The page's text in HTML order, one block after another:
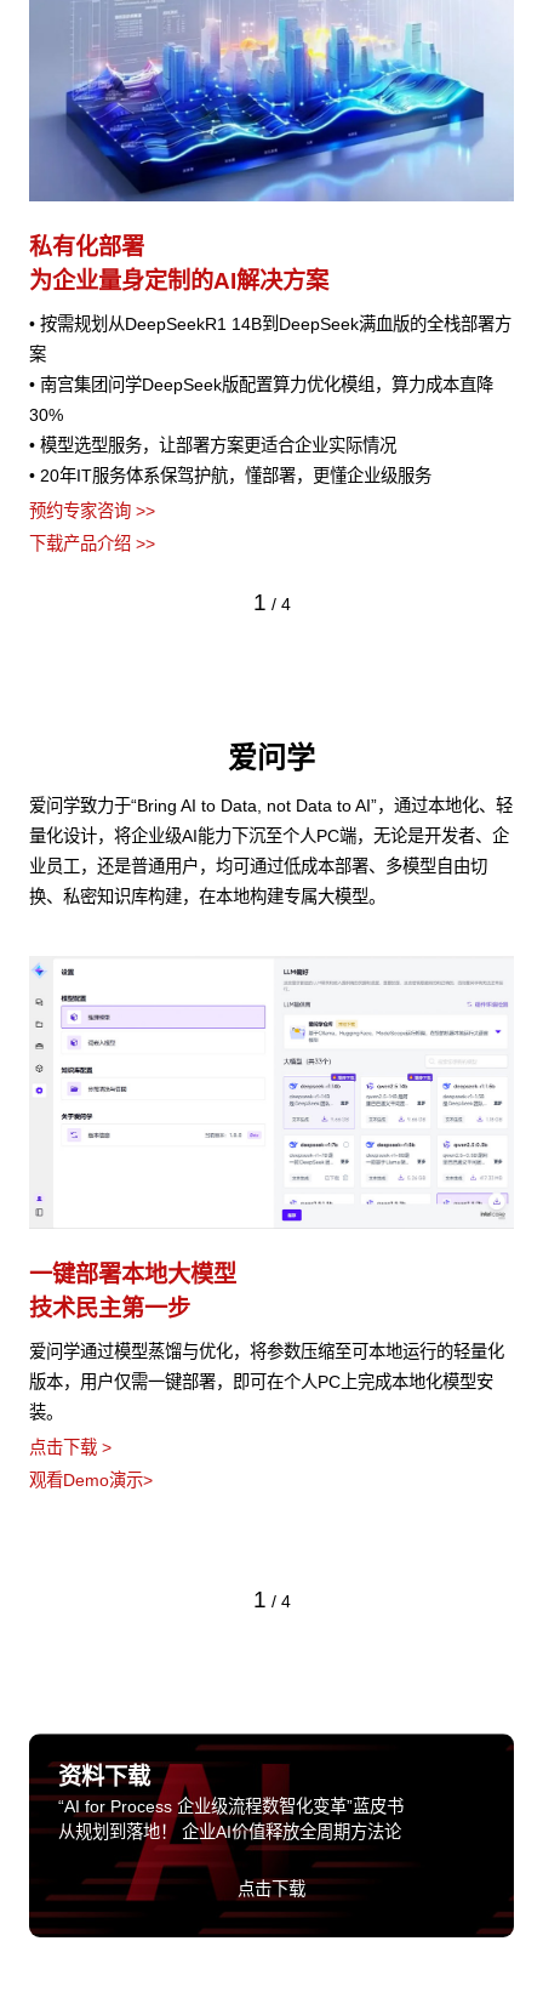
私有化部署
为企业量身定制的AI解决方案
• 按需规划从DeepSeekR1 14B到DeepSeek满血版的全栈部署方
案
• 南宫集团问学DeepSeek版配置算力优化模组，算力成本直降
30%
• 模型选型服务，让部署方案更适合企业实际情况
• 20年IT服务体系保驾护航，懂部署，更懂企业级服务
预约专家咨询 >>
下载产品介绍 >>
1 / 4
爱问学
爱问学致力于“Bring AI to Data, not Data to AI”，通过本地化、轻
量化设计，将企业级AI能力下沉至个人PC端，无论是开发者、企
业员工，还是普通用户，均可通过低成本部署、多模型自由切
换、私密知识库构建，在本地构建专属大模型。
一键部署本地大模型
技术民主第一步
爱问学通过模型蒸馏与优化，将参数压缩至可本地运行的轻量化
版本，用户仅需一键部署，即可在个人PC上完成本地化模型安
装。
点击下载 >
观看Demo演示>
1 / 4
资料下载
“AI for Process 企业级流程数智化变革”蓝皮书
从规划到落地！ 企业AI价值释放全周期方法论
点击下载